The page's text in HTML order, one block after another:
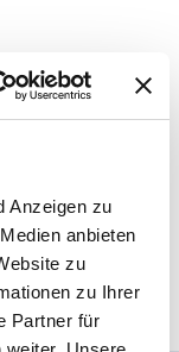
Anzeigen zu
anbieten
zu
zu Ihrer
Partner für